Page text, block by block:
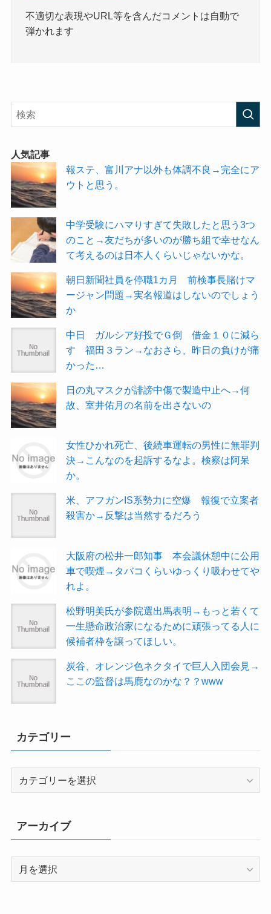
不適切な表現やURL等を含んだコメントは自動で
弾かれます
人気記事
報ステ、富川アナ以外も体調不良→完全にア
ウトと思う。
中学受験にハマりすぎて失敗したと思う3つ
のこと→友だちが多いのが勝ち組で幸せなん
て考えるのは日本人くらいじゃないかな。
朝日新聞社員を停職1カ月 前検事長賭けマ
ージャン問題→実名報道はしないのでしょう
か
中日 ガルシア好投でＧ倒 借金１０に減ら
す 福田３ラン→なおさら、昨日の負けが痛
かった…
日の丸マスクが誹謗中傷で製造中止へ→何
故、室井佑月の名前を出さないの
女性ひかれ死亡、後続車運転の男性に無罪判
決→こんなのを起訴するなよ。検察は阿呆
か。
米、アフガンIS系勢力に空爆 報復で立案者
殺害か→反撃は当然するだろう
大阪府の松井一郎知事 本会議休憩中に公用
車で喫煙→タバコくらいゆっくり吸わせてや
れよ。
松野明美氏が参院選出馬表明→もっと若くて
一生懸命政治家になるために頑張ってる人に
候補者枠を譲ってほしい。
炭谷、オレンジ色ネクタイで巨人入団会見→
ここの監督は馬鹿なのかな？？www
カテゴリー
リ
ー
アーカイブ